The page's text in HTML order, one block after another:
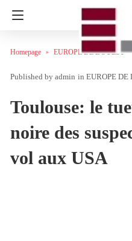
Homepage EUROPE DE L'OUEST
admin in EUROPE DE
Toulouse: le
noire des
vol aux USA